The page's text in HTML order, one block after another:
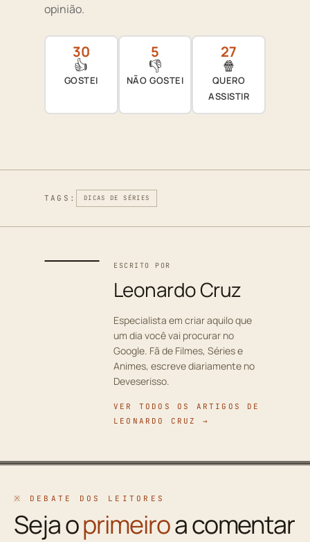
opinião.
30
👍
GOSTEI
5
👎
NÃO GOSTEI
27
🍿
QUERO
ASSISTIR
TAGS: DICAS DE SÉRIES
ESCRITO POR
Leonardo Cruz
Especialista em criar aquilo que
um dia você vai procurar no
Google. Fã de Filmes, Séries e
Animes, escreve diariamente no
Deveserisso.
VER TODOS OS ARTIGOS DE
LEONARDO CRUZ →
※ DEBATE DOS LEITORES
Seja oprimeiroa comentar